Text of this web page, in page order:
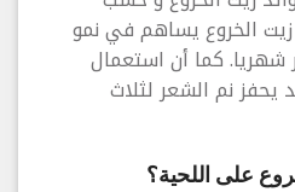
الخروع يساهم في نمو
كما أن استعمال
نم الشعر لثلاث
على اللحية؟